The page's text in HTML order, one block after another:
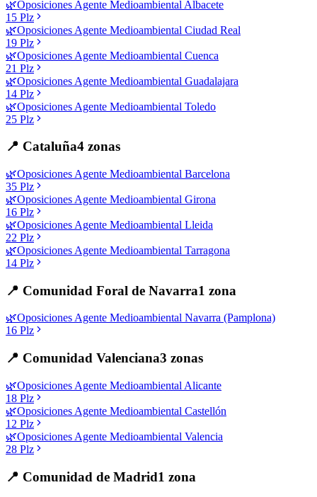
🌿Oposiciones Agente Medioambiental Albacete
15 Plz
🌿Oposiciones Agente Medioambiental Ciudad Real
19 Plz
🌿Oposiciones Agente Medioambiental Cuenca
21 Plz
🌿Oposiciones Agente Medioambiental Guadalajara
14 Plz
🌿Oposiciones Agente Medioambiental Toledo
25 Plz
📍 Cataluña4 zonas
🌿Oposiciones Agente Medioambiental Barcelona
35 Plz
🌿Oposiciones Agente Medioambiental Girona
16 Plz
🌿Oposiciones Agente Medioambiental Lleida
22 Plz
🌿Oposiciones Agente Medioambiental Tarragona
14 Plz
📍 Comunidad Foral de Navarra1 zona
🌿Oposiciones Agente Medioambiental Navarra (Pamplona)
16 Plz
📍 Comunidad Valenciana3 zonas
🌿Oposiciones Agente Medioambiental Alicante
18 Plz
🌿Oposiciones Agente Medioambiental Castellón
12 Plz
🌿Oposiciones Agente Medioambiental Valencia
28 Plz
📍 Comunidad de Madrid1 zona